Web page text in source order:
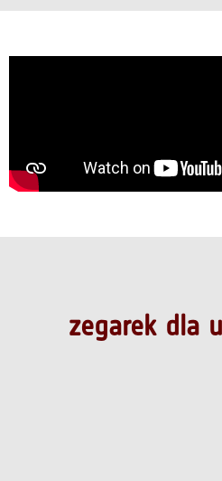
zegarek dla